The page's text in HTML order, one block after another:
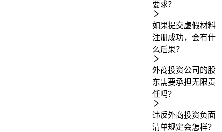
要求？
如果提交虚假材料
注册成功，会有什
么后果？
外商投资公司的股
东需要承担无限责
任吗？
违反外商投资负面
清单规定会怎样？